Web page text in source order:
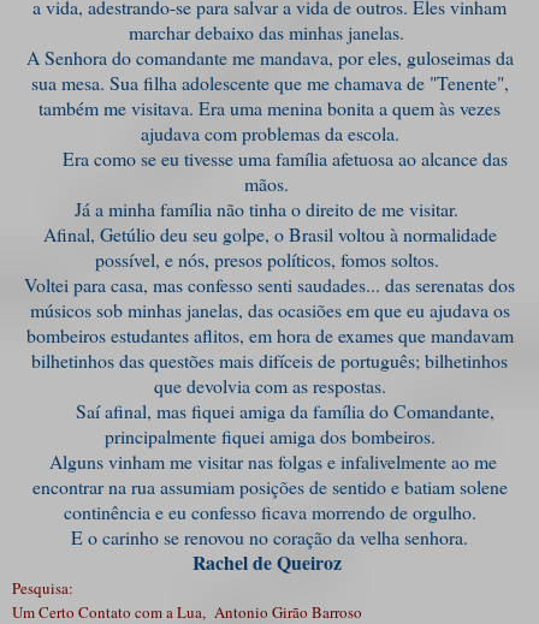
a vida, adestrando-se para salvar a vida de outros. Eles vinham
marchar debaixo das minhas janelas.
A Senhora do comandante me mandava, por eles, guloseimas da
sua mesa. Sua filha adolescente que me chamava de "Tenente",
também me visitava. Era uma menina bonita a quem às vezes
ajudava com problemas da escola.
Era como se eu tivesse uma família afetuosa ao alcance das
mãos.
Já a minha família não tinha o direito de me visitar.
Afinal, Getúlio deu seu golpe, o Brasil voltou à normalidade
possível, e nós, presos políticos, fomos soltos.
Voltei para casa, mas confesso senti saudades... das serenatas dos
músicos sob minhas janelas, das ocasiões em que eu ajudava os
bombeiros estudantes aflitos, em hora de exames que mandavam
bilhetinhos das questões mais difíceis de português; bilhetinhos
que devolvia com as respostas.
Saí afinal, mas fiquei amiga da família do Comandante,
principalmente fiquei amiga dos bombeiros.
Alguns vinham me visitar nas folgas e infalivelmente ao me
encontrar na rua assumiam posições de sentido e batiam solene
continência e eu confesso ficava morrendo de orgulho.
E o carinho se renovou no coração da velha senhora.
Rachel de Queiroz
Pesquisa:
Um Certo Contato com a Lua, Antonio Girão Barroso